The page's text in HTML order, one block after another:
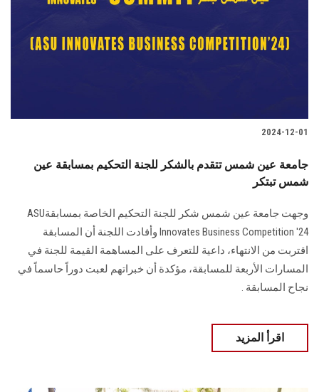
الزائـرون
سجل الان
2024-12-01
جامعة عين شمس تتقدم بالشكر للجنة التحكيم بمسابقة عين
شمس تبتكر
وجهت جامعة عين شمس شكر للجنة التحكيم الخاصة بمسابقة‎ ASU
Innovates ‎Business Competition '24‎‏ وأفادت اللجنة أن المسابقة
اقتربت من الانتهاء، داعية ‏للتعرف على المساهمة القيمة للجنة ‏في
المسارات الأربعة للمسابقة، مؤكدة أن خبراتهم ‏لعبت دوراً حاسماً في
‏نجاح المسابقة .
اقرأ المزيد